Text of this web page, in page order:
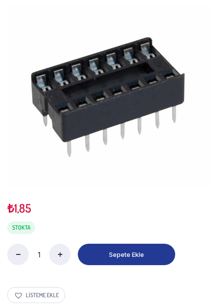
₺1,85
STOKTA
Sepete Ekle
LISTEME EKLE